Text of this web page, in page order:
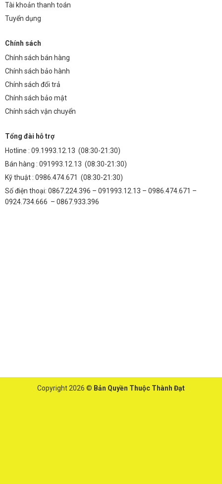
Tài khoản thanh toán
Tuyển dụng
Chính sách
Chính sách bán hàng
Chính sách bảo hành
Chính sách đổi trả
Chính sách bảo mật
Chính sách vận chuyển
Tổng đài hỗ trợ
Hotline : 09.1993.12.13 (08:30-21:30)
Bán hàng : 091993.12.13 (08:30-21:30)
Kỹ thuật : 0986.474.671 (08:30-21:30)
Số điện thoại: 0867.224.396 – 091993.12.13 – 0986.474.671 –
0924.734.666 – 0867.933.396
Copyright 2026 © Bản Quyền Thuộc Thành Đạt